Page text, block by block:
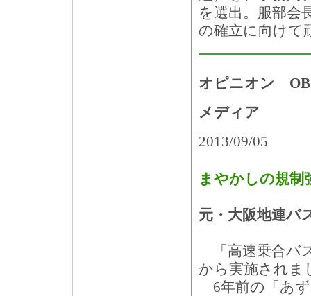
を選出。服部会
の確立に向けて
オピニオン OB
メディア
2013/09/05
まやかしの規
元・大阪地連バ
「高速乗合バ
から実施されま
6年前の「あず